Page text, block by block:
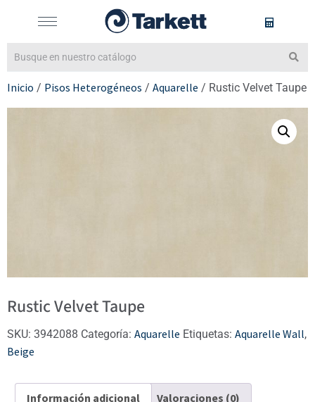
Inicio / Pisos Heterogéneos / Aquarelle / Rustic Velvet Taupe
Rustic Velvet Taupe
SKU: 3942088 Categoría: Aquarelle Etiquetas: Aquarelle Wall,
Beige
Información adicional Valoraciones (0)